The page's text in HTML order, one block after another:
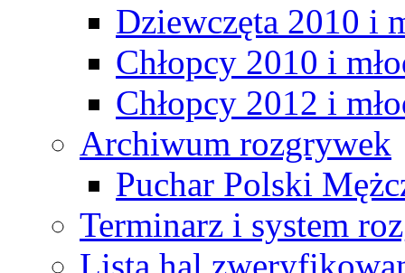
Dziewczęta 2010 i
Chłopcy 2010 i
Chłopcy 2012 i
Archiwum rozgrywek
Puchar Polski
Terminarz i system
Lista hal